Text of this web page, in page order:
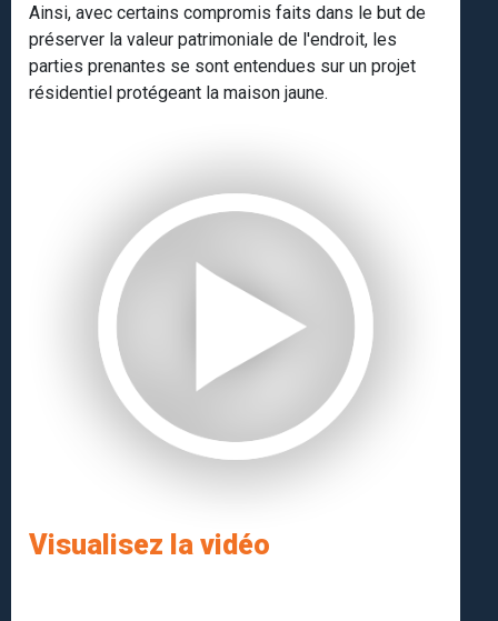
Ainsi, avec certains compromis faits dans le but de
préserver la valeur patrimoniale de l'endroit, les
parties prenantes se sont entendues sur un projet
résidentiel protégeant la maison jaune.
Visualisez la vidéo